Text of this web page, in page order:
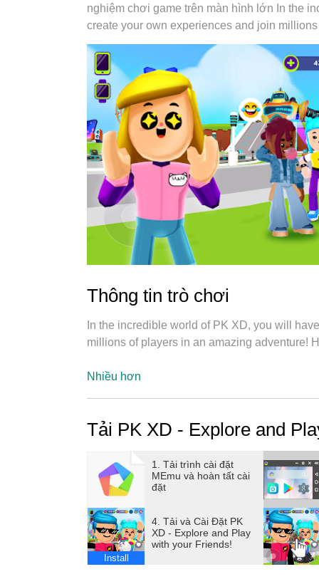
trơn tru nhất có thể. Chúng tôi biết rằng quá
của mỗi game thủ, vì vậy các bạn chỉ cần
nghiệm chơi game trên màn hình lớn In the
create your own experiences and join
Thông tin trò chơi
In the incredible world of PK XD, you will
millions of players in an amazing adventure!
Download now, create your personalized
with lots of fun. Come and have a blast!
CREATE YOUR AVATAR AND EXPRESS
opportunity to create your own avatar and
human avatar, a zombie avatar, or even a
clothes and accessories. Use colorful hair,
whoever you want to be and experience
scientist avatar, chef avatar, and much more.
Nhiều hơn
Tải PK XD - Explore and
1. Tải trình cài đặt
MEmu và hoàn tất cài
đặt
Install
4. Tải và Cài Đặt PK
XD - Explore and Play
with your Friends!